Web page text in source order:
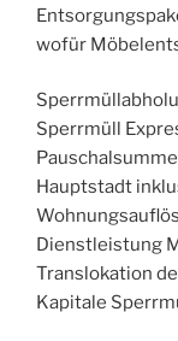
wofür
Sperrmüll
Hauptstadt
Dienstleistung
Translokation
Kapitale